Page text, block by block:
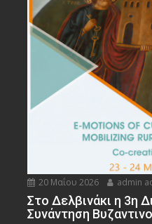
20 Μαΐου 2026 admin
Στο Δελβινάκι η 3η
Συνάντηση